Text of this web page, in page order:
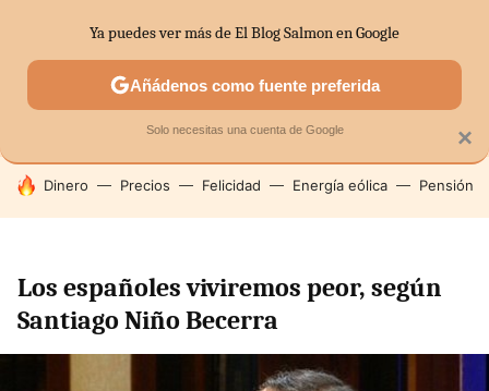
SECTORES ECONOMÍA DOMÉSTICA MERCADOS
HOY SE HABLA DE
Dinero Precios Felicidad Energía eólica Pensión
Los españoles viviremos peor, según
Santiago Niño Becerra
×
Ya puedes ver más de El Blog Salmon en Google
Añádenos como fuente preferida
Solo necesitas una cuenta de Google